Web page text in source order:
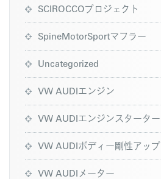
SCIROCCOプロジェクト
SpineMotorSportマフラー
Uncategorized
VW AUDIエンジン
VW AUDIエンジンスターター
VW AUDIボディー剛性アップ
VW AUDIメーター